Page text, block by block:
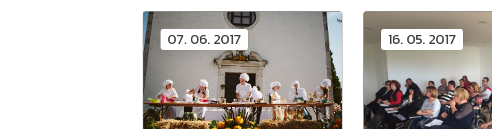
07. 06. 2017 16. 05. 2017